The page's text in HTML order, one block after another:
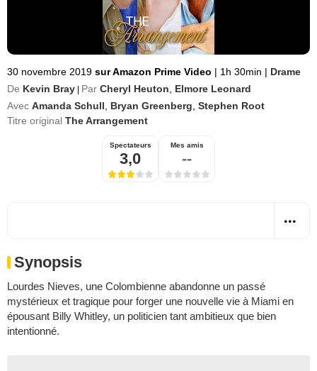
30 novembre 2019 sur Amazon Prime Video | 1h 30min | Drame
De Kevin Bray Par Cheryl Heuton
Elmore Leonard
Avec Amanda Schull Bryan Greenberg Stephen Root
Titre original The Arrangement
Spectateurs
3,0
Mes amis
--
Synopsis
Lourdes Nieves, une Colombienne abandonne un passé
mystérieux et tragique pour forger une nouvelle vie à Miami en
épousant Billy Whitley, un politicien tant ambitieux que bien
intentionné.